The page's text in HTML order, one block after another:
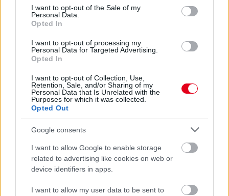
consent section.
I want to opt-out of the Sale of my
Personal Data.
Opted In
I want to opt-out of processing my
Personal Data for Targeted Advertising.
Opted In
I want to opt-out of Collection, Use,
Retention, Sale, and/or Sharing of my
Personal Data that Is Unrelated with the
Purposes for which it was collected.
Opted Out
Google consents
I want to allow Google to enable storage
related to advertising like cookies on web or
device identifiers in apps.
I want to allow my user data to be sent to
További tartalmak
Az üzleti technológia új arculata